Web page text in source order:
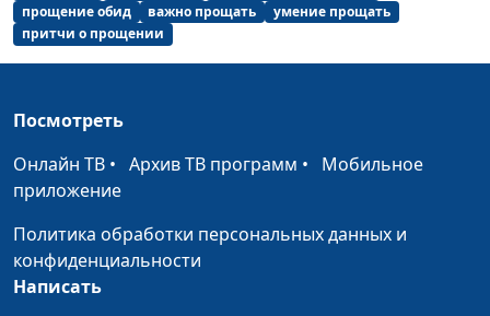
Честные отношения с
Богом (осень)
Алексей Дедов,
Богом (лето)
Честные отношения с
Богом (зима)
Алексей Дедов,
Честные отношения с
Богом (весна)
Алексей Дедов,
прощение обид
важно прощать
умение прощать
притчи о прощении
Посмотреть
Онлайн ТВ • Архив ТВ программ • Мобильное
приложение
Политика обработки персональных данных и
конфиденциальности
Написать